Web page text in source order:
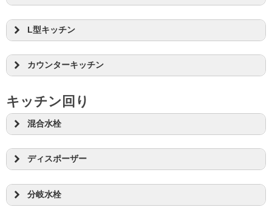
L型キッチン
カウンターキッチン
キッチン回り
混合水栓
ディスポーザー
分岐水栓